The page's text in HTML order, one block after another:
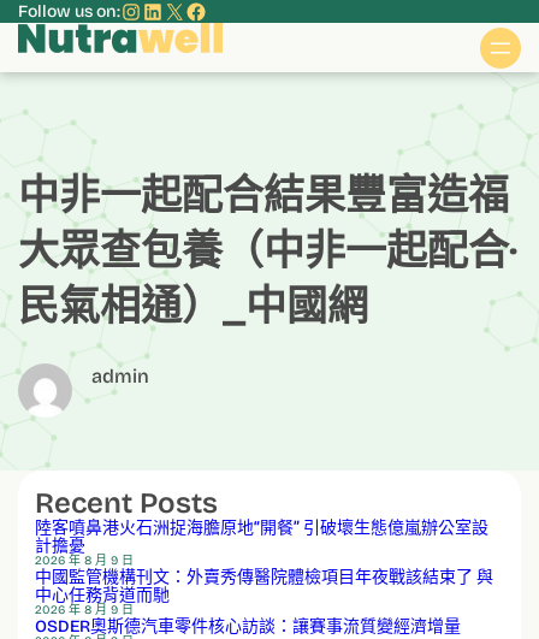
主
內
Follow us on:Instagram
LinkedIn
XFacebook
中非一起配合結果豐富造福
大眾查包養（中非一起配合·
民氣相通）_中國網
admin
Recent Posts
陸客噴鼻港火石洲捉海膽原地“開餐” 引破壞生態億嵐辦公室設
計擔憂
2026 年 8 月 9 日
中國監管機構刊文：外賣秀傳醫院體檢項目年夜戰該結束了 與
中心任務背道而馳
2026 年 8 月 9 日
OSDER奧斯德汽車零件核心訪談：讓賽事流質變經濟增量